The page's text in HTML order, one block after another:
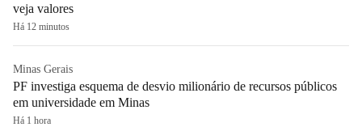
veja valores
Há 12 minutos
Minas Gerais
PF investiga esquema de desvio milionário de recursos públicos
em universidade em Minas
Há 1 hora